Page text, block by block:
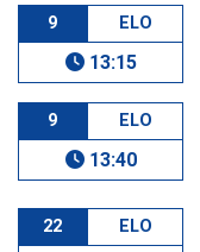
9 ELO
13:15
9 ELO
13:40
22 ELO